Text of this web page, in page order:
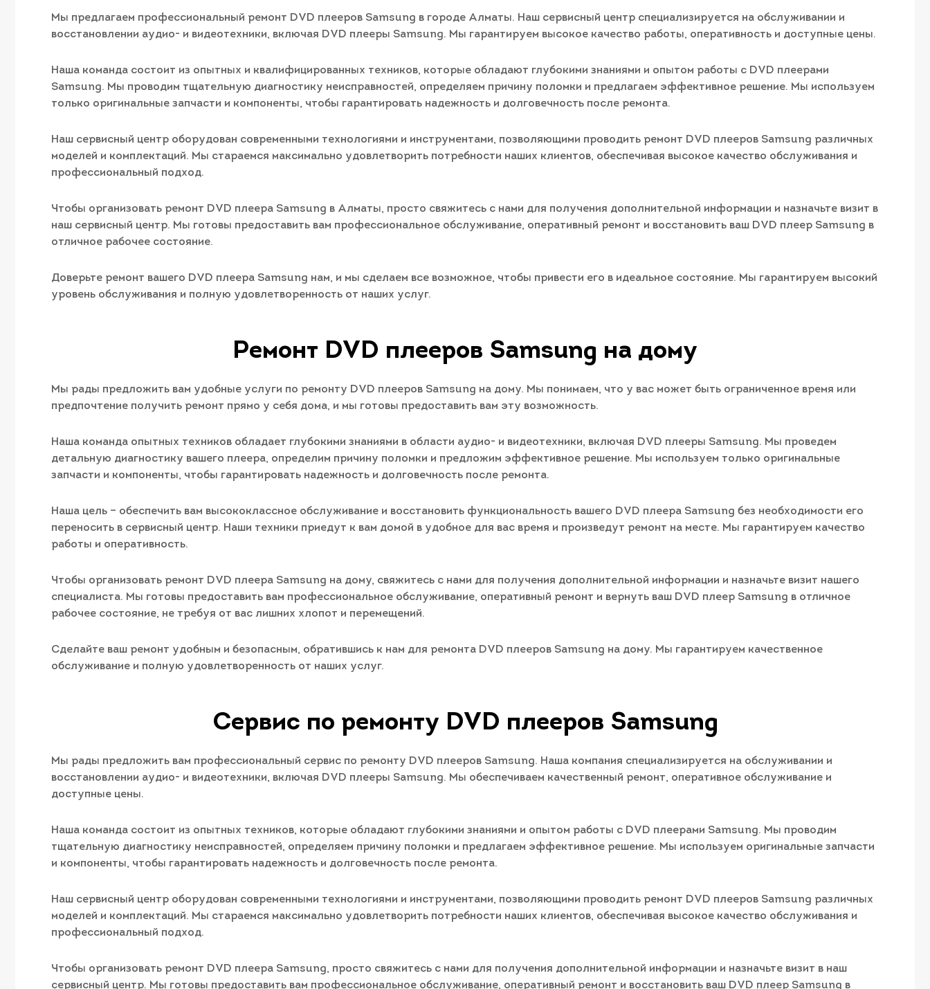
Мы предлагаем профессиональный ремонт DVD плееров Samsung в городе Алматы. Наш сервисный центр специализируется на обслуживании и
восстановлении аудио- и видеотехники, включая DVD плееры Samsung. Мы гарантируем высокое качество работы, оперативность и доступные цены.
Наша команда состоит из опытных и квалифицированных техников, которые обладают глубокими знаниями и опытом работы с DVD плеерами
Samsung. Мы проводим тщательную диагностику неисправностей, определяем причину поломки и предлагаем эффективное решение. Мы используем
только оригинальные запчасти и компоненты, чтобы гарантировать надежность и долговечность после ремонта.
Наш сервисный центр оборудован современными технологиями и инструментами, позволяющими проводить ремонт DVD плееров Samsung различных
моделей и комплектаций. Мы стараемся максимально удовлетворить потребности наших клиентов, обеспечивая высокое качество обслуживания и
профессиональный подход.
Чтобы организовать ремонт DVD плеера Samsung в Алматы, просто свяжитесь с нами для получения дополнительной информации и назначьте визит в
наш сервисный центр. Мы готовы предоставить вам профессиональное обслуживание, оперативный ремонт и восстановить ваш DVD плеер Samsung в
отличное рабочее состояние.
Доверьте ремонт вашего DVD плеера Samsung нам, и мы сделаем все возможное, чтобы привести его в идеальное состояние. Мы гарантируем высокий
уровень обслуживания и полную удовлетворенность от наших услуг.
Ремонт DVD плееров Samsung на дому
Мы рады предложить вам удобные услуги по ремонту DVD плееров Samsung на дому. Мы понимаем, что у вас может быть ограниченное время или
предпочтение получить ремонт прямо у себя дома, и мы готовы предоставить вам эту возможность.
Наша команда опытных техников обладает глубокими знаниями в области аудио- и видеотехники, включая DVD плееры Samsung. Мы проведем
детальную диагностику вашего плеера, определим причину поломки и предложим эффективное решение. Мы используем только оригинальные
запчасти и компоненты, чтобы гарантировать надежность и долговечность после ремонта.
Наша цель – обеспечить вам высококлассное обслуживание и восстановить функциональность вашего DVD плеера Samsung без необходимости его
переносить в сервисный центр. Наши техники приедут к вам домой в удобное для вас время и произведут ремонт на месте. Мы гарантируем качество
работы и оперативность.
Чтобы организовать ремонт DVD плеера Samsung на дому, свяжитесь с нами для получения дополнительной информации и назначьте визит нашего
специалиста. Мы готовы предоставить вам профессиональное обслуживание, оперативный ремонт и вернуть ваш DVD плеер Samsung в отличное
рабочее состояние, не требуя от вас лишних хлопот и перемещений.
Сделайте ваш ремонт удобным и безопасным, обратившись к нам для ремонта DVD плееров Samsung на дому. Мы гарантируем качественное
обслуживание и полную удовлетворенность от наших услуг.
Сервис по ремонту DVD плееров Samsung
Мы рады предложить вам профессиональный сервис по ремонту DVD плееров Samsung. Наша компания специализируется на обслуживании и
восстановлении аудио- и видеотехники, включая DVD плееры Samsung. Мы обеспечиваем качественный ремонт, оперативное обслуживание и
доступные цены.
Наша команда состоит из опытных техников, которые обладают глубокими знаниями и опытом работы с DVD плеерами Samsung. Мы проводим
тщательную диагностику неисправностей, определяем причину поломки и предлагаем эффективное решение. Мы используем оригинальные запчасти
и компоненты, чтобы гарантировать надежность и долговечность после ремонта.
Наш сервисный центр оборудован современными технологиями и инструментами, позволяющими проводить ремонт DVD плееров Samsung различных
моделей и комплектаций. Мы стараемся максимально удовлетворить потребности наших клиентов, обеспечивая высокое качество обслуживания и
профессиональный подход.
Чтобы организовать ремонт DVD плеера Samsung, просто свяжитесь с нами для получения дополнительной информации и назначьте визит в наш
сервисный центр. Мы готовы предоставить вам профессиональное обслуживание, оперативный ремонт и восстановить ваш DVD плеер Samsung в